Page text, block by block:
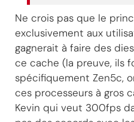
Ne crois pas que le
exclusivement aux
gagnerait à faire des
ce cache (la preuve, ils
spécifiquement Zen5c,
ces processeurs à gros
Kevin qui veut 300fps